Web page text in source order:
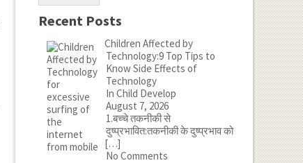
Recent Posts
Children Affected by
Technology:9 Top Tips to
Know Side Effects of
Technology
In Child Develop
August 7, 2026
1.बच्चे तकनीकी से
दुष्प्रभावित:तकनीकी के दुष्प्रभाव को
[…]
No Comments